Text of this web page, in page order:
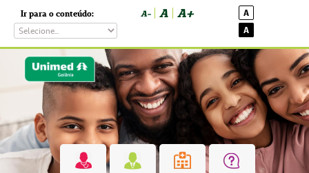
Ir para o conteúdo: A- A A+
A
A